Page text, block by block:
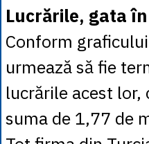
Lucrările, gata
Conform
urmează să fie
lucrările acest lor,
suma de 1,77 de